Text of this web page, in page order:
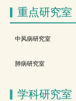
重点研究室
中风病研究室
肺病研究室
学科研究室